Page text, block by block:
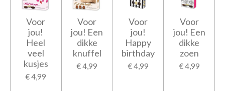
Voor
jou!
Heel
veel
kusjes
€ 4,99
Voor
jou! Een
dikke
knuffel
€ 4,99
Voor
jou!
Happy
birthday
€ 4,99
Voor
jou! Een
dikke
zoen
€ 4,99